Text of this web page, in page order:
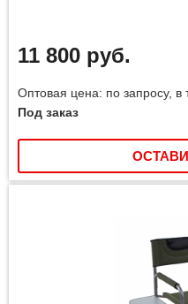
11 800 руб.
Оптовая цена: по запросу, в
Под заказ